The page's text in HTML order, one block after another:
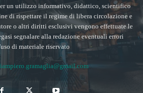
un utilizzo informativo, didattico, scientifico
di rispettare il regime di libera circolazione e
o altri diritti esclusivi vengono effettuate le
segnalare alla redazione eventuali errori
di materiale riservato